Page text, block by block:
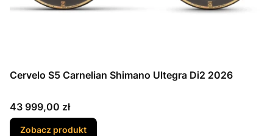
Cervelo S5 Carnelian Shimano Ultegra Di2 2026
Cena
43 999,00 zł
Zobacz produkt